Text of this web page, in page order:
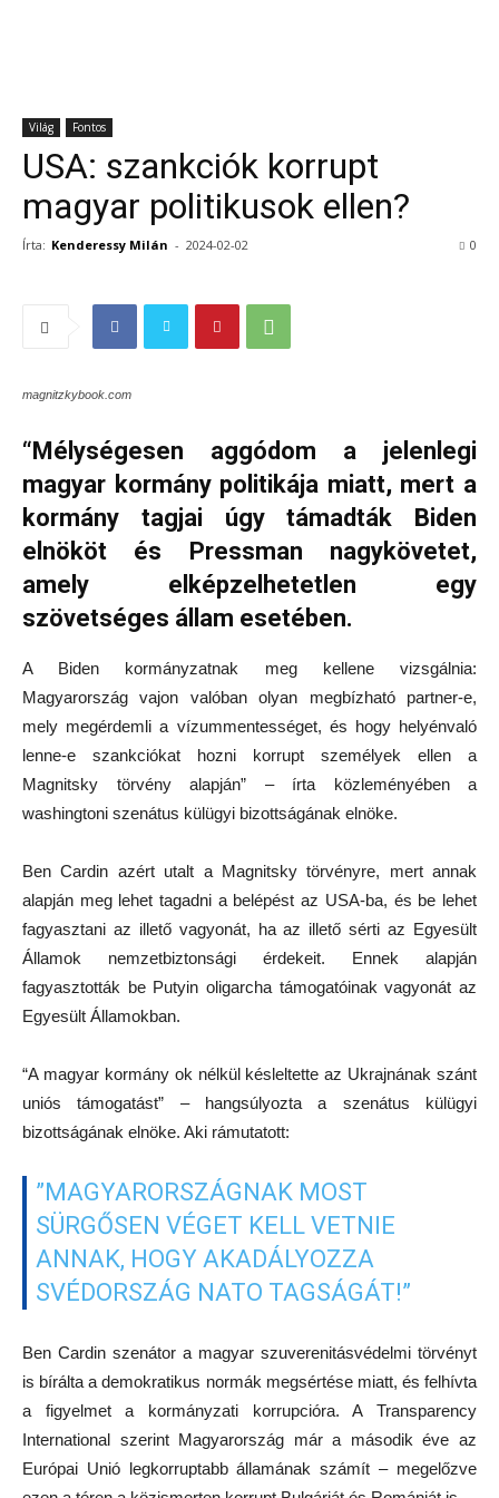
Világ Fontos
USA: szankciók korrupt
magyar politikusok ellen?
Írta: Kenderessy Milán - 2024-02-02 0
magnitzkybook.com
“Mélységesen aggódom a jelenlegi
magyar kormány politikája miatt, mert a
kormány tagjai úgy támadták Biden
elnököt és Pressman nagykövetet,
amely elképzelhetetlen egy
szövetséges állam esetében.
A Biden kormányzatnak meg kellene vizsgálnia:
Magyarország vajon valóban olyan megbízható partner-e,
mely megérdemli a vízummentességet, és hogy helyénvaló
lenne-e szankciókat hozni korrupt személyek ellen a
Magnitsky törvény alapján” – írta közleményében a
washingtoni szenátus külügyi bizottságának elnöke.
Ben Cardin azért utalt a Magnitsky törvényre, mert annak
alapján meg lehet tagadni a belépést az USA-ba, és be lehet
fagyasztani az illető vagyonát, ha az illető sérti az Egyesült
Államok nemzetbiztonsági érdekeit. Ennek alapján
fagyasztották be Putyin oligarcha támogatóinak vagyonát az
Egyesült Államokban.
“A magyar kormány ok nélkül késleltette az Ukrajnának szánt
uniós támogatást” – hangsúlyozta a szenátus külügyi
bizottságának elnöke. Aki rámutatott:
”MAGYARORSZÁGNAK MOST
SÜRGŐSEN VÉGET KELL VETNIE
ANNAK, HOGY AKADÁLYOZZA
SVÉDORSZÁG NATO TAGSÁGÁT!”
Ben Cardin szenátor a magyar szuverenitásvédelmi törvényt
is bírálta a demokratikus normák megsértése miatt, és felhívta
a figyelmet a kormányzati korrupcióra. A Transparency
International szerint Magyarország már a második éve az
Európai Unió legkorruptabb államának számít – megelőzve